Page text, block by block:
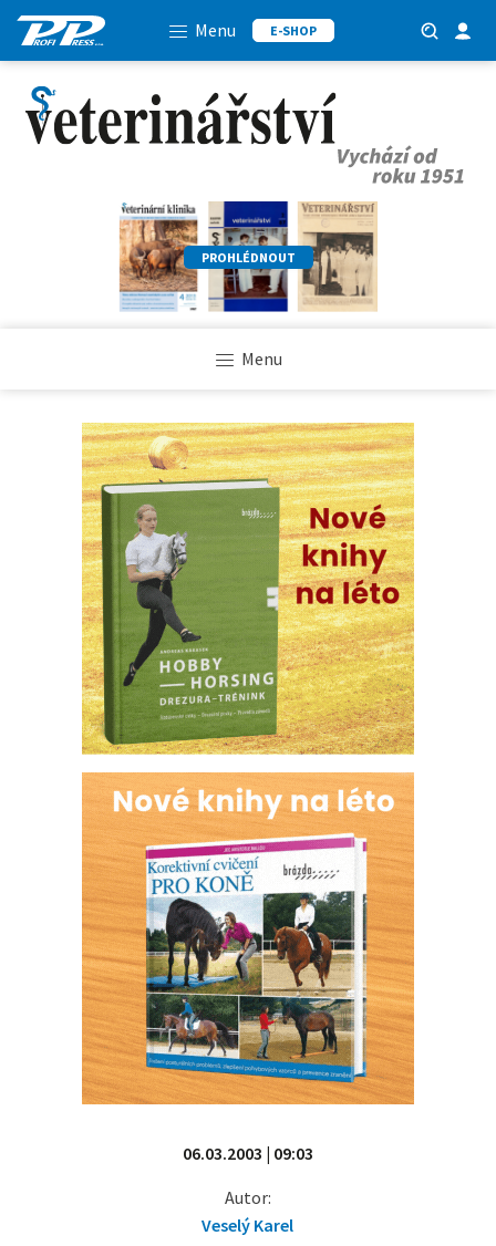
Menu E-SHOP
PROHLÉDNOUT
Menu
06.03.2003 | 09:03
Autor:
Veselý Karel